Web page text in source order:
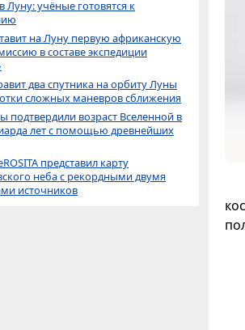
Луну: учёные готовятся к
на Луну первую африканскую
в составе экспедиции
два спутника на орбиту Луны
сложных маневров сближения
подтвердили возраст Вселенной в
лет с помощью древнейших
представил карту
неба с рекордными двумя
источников